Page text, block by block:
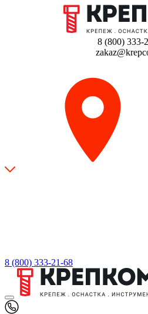
8 (800) 333-
8 (800) 333-21-68